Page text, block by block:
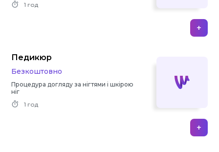
1 год
+
Педикюр
Безкоштовно
Процедура догляду за нігтями і шкірою
ніг
1 год
+